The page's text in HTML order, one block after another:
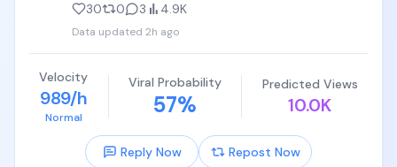
同时完成审美展示、穿搭种草和账号吸粉。🔥
最近已经和群里的小伙伴开始跑账号
一套成熟的模板，就可以不断换角色、换穿搭、持续
产出内容。
30 0 3 4.9K
Data updated 2h ago
Velocity
989/h
Normal
Viral Probability
57%
Predicted Views
10.0K
Reply Now Repost Now